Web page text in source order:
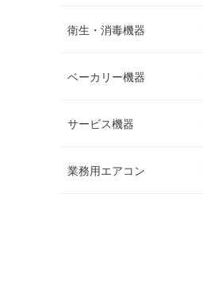
衛生・消毒機器
ベーカリー機器
サービス機器
業務用エアコン